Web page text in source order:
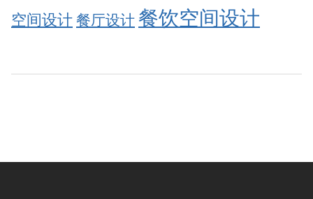
空间设计餐厅设计 餐饮空间设计